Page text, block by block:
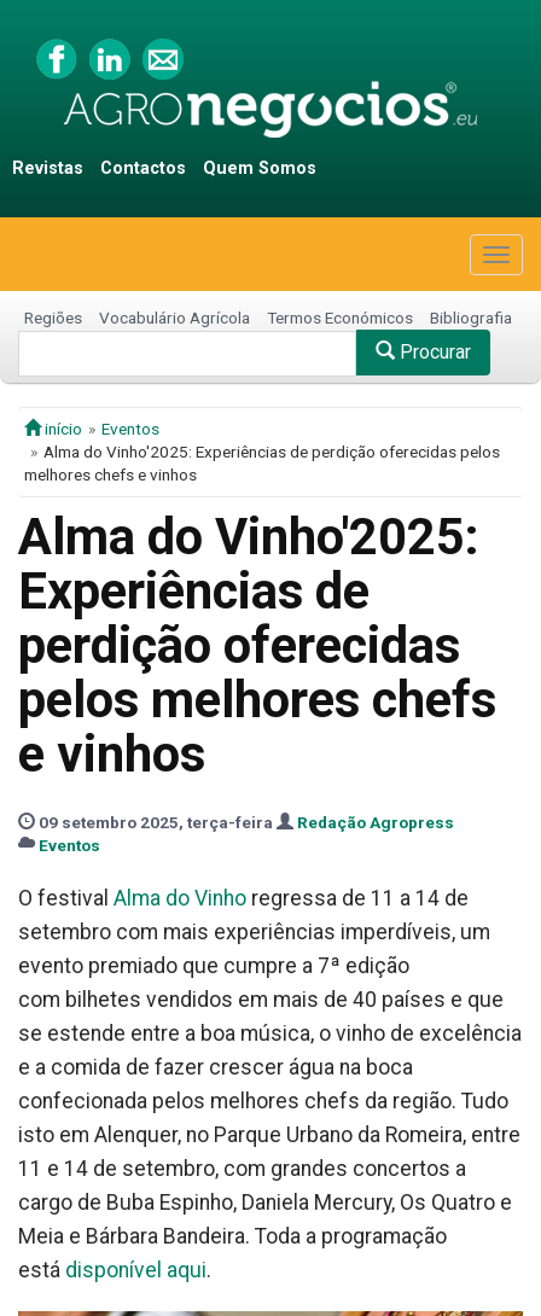
Revistas Contactos Quem Somos
Regiões Vocabulário Agrícola Termos Económicos Bibliografia
Procurar
início
Eventos
Alma do Vinho'2025: Experiências de perdição oferecidas pelos
melhores chefs e vinhos
Alma do Vinho'2025:
Experiências de
perdição oferecidas
pelos melhores chefs
e vinhos
09 setembro 2025, terça-feira
Redação Agropress
Eventos
O festival Alma do Vinho regressa de 11 a 14 de
setembro com mais experiências imperdíveis, um
evento premiado que cumpre a 7ª edição
com bilhetes vendidos em mais de 40 países e que
se estende entre a boa música, o vinho de excelência
e a comida de fazer crescer água na boca
confecionada pelos melhores chefs da região. Tudo
isto em Alenquer, no Parque Urbano da Romeira, entre
11 e 14 de setembro, com grandes concertos a
cargo de Buba Espinho, Daniela Mercury, Os Quatro e
Meia e Bárbara Bandeira. Toda a programação
está disponível aqui.